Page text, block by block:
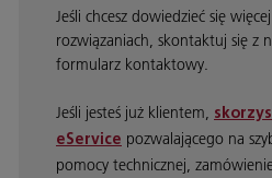
Jeśli chcesz dowiedzieć się
rozwiązaniach, skontaktuj się z
formularz kontaktowy.
Jeśli jesteś już klientem,
eService pozwalającego na
pomocy technicznej,